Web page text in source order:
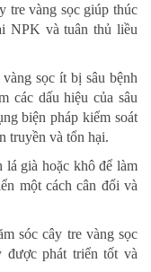
tre vàng sọc giúp thúc
NPK và tuân thủ liều
sọc ít bị sâu bệnh
các dấu hiệu của sâu
biện pháp kiểm soát
truyền và tổn hại.
lá già hoặc khô để làm
một cách cân đối và
sóc cây tre vàng sọc
được phát triển tốt và